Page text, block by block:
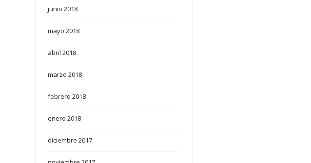
junio 2018
mayo 2018
abril 2018
marzo 2018
febrero 2018
enero 2018
diciembre 2017